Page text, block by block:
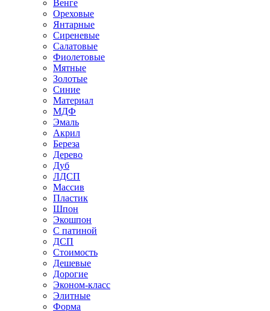
Венге
Ореховые
Янтарные
Сиреневые
Салатовые
Фиолетовые
Мятные
Золотые
Синие
Материал
МДФ
Эмаль
Акрил
Береза
Дерево
Дуб
ЛДСП
Массив
Пластик
Шпон
Экошпон
С патиной
ДСП
Стоимость
Дешевые
Дорогие
Эконом-класс
Элитные
Форма